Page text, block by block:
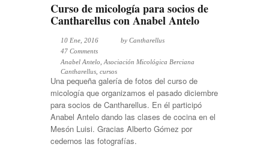
Curso de micología para socios de
Cantharellus con Anabel Antelo
10 Ene, 2016 by Cantharellus
47 Comments
Anabel Antelo Asociación Micológica Berciana
Cantharellus cursos
Una pequeña galería de fotos del curso de
micología que organizamos el pasado diciembre
para socios de Cantharellus. En él participó
Anabel Antelo dando las clases de cocina en el
Mesón Luisi. Gracias Alberto Gómez por
cedernos las fotografías.